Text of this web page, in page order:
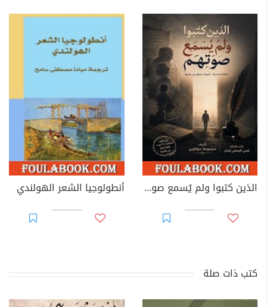
الذين كتبوا ولم يُسمع صوتهم أنطولوجيا الشعر الهولندي
كتب ذات صلة